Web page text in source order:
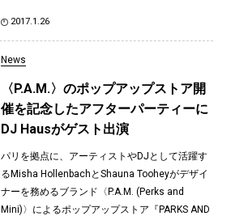
2017.1.26
News
〈P.A.M.〉のポップアップストア開
催を記念したアフターパーティーに
DJ Hausがゲスト出演
パリを拠点に、アーティストやDJとして活躍す
るMisha HollenbachとShauna Tooheyがデザイ
ナーを務めるブランド〈P.A.M. (Perks and
Mini)〉によるポップアップストア『PARKS AND